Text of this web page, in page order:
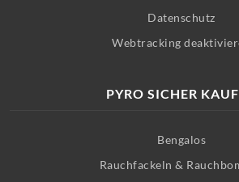
Datenschutz
Webtracking
PYRO SICHER
Bengalos
Rauchfackeln &